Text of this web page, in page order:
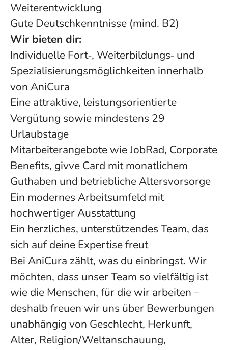
Weiterentwicklung
Gute Deutschkenntnisse (mind. B2)
Wir bieten dir:
Individuelle Fort‑, Weiterbildungs‑ und
Spezialisierungsmöglichkeiten innerhalb
von AniCura
Eine attraktive, leistungsorientierte
Vergütung sowie mindestens 29
Urlaubstage
Mitarbeiterangebote wie JobRad, Corporate
Benefits, givve Card mit monatlichem
Guthaben und betriebliche Altersvorsorge
Ein modernes Arbeitsumfeld mit
hochwertiger Ausstattung
Ein herzliches, unterstützendes Team, das
sich auf deine Expertise freut
Bei AniCura zählt, was du einbringst. Wir
möchten, dass unser Team so vielfältig ist
wie die Menschen, für die wir arbeiten –
deshalb freuen wir uns über Bewerbungen
unabhängig von Geschlecht, Herkunft,
Alter, Religion/Weltanschauung,